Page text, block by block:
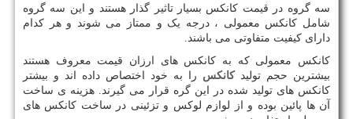
سه گروه در قیمت کانکس بسیار تاثیر گذار هستند و این سه گروه
شامل کانکس معمولی ، درجه یک و ممتاز می شوند و هر کدام
دارای کیفیت متفاوتی می باشند.
کانکس معمولی که به کانکس های ارزان قیمت معروف هستند
بیشترین حجم تولیدکانکس را به خود اختصاص داده اند و بیشتر
کانکس های تولید شده در این گره قرار می گیرند. هزینه ی ساخت
آن ها پائین بوده و از لوازم لوکس و تزئینی در ساخت کانکس های